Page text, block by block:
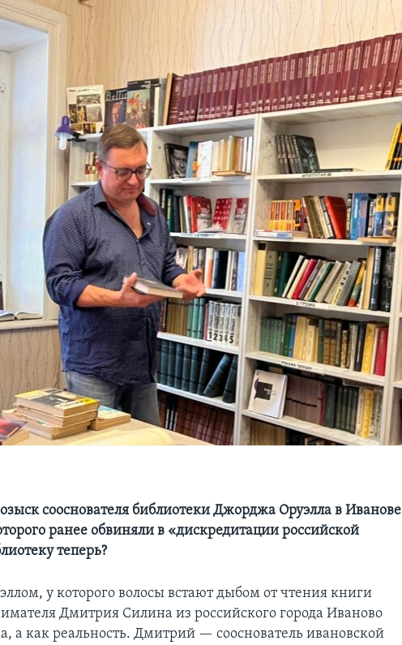
сооснователя библиотеки Джорджа Оруэлла в Иванове
ранее обвиняли в «дискредитации российской
теперь?
у которого волосы встают дыбом от чтения книги
Дмитрия Силина из российского города Иваново
а как реальность. Дмитрий — сооснователь ивановской